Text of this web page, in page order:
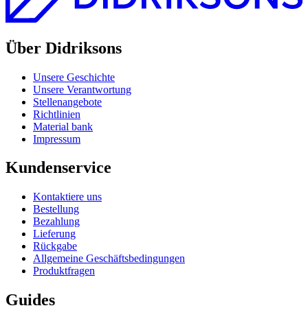
Über Didriksons
Unsere Geschichte
Unsere Verantwortung
Stellenangebote
Richtlinien
Material bank
Impressum
Kundenservice
Kontaktiere uns
Bestellung
Bezahlung
Lieferung
Rückgabe
Allgemeine Geschäftsbedingungen
Produktfragen
Guides